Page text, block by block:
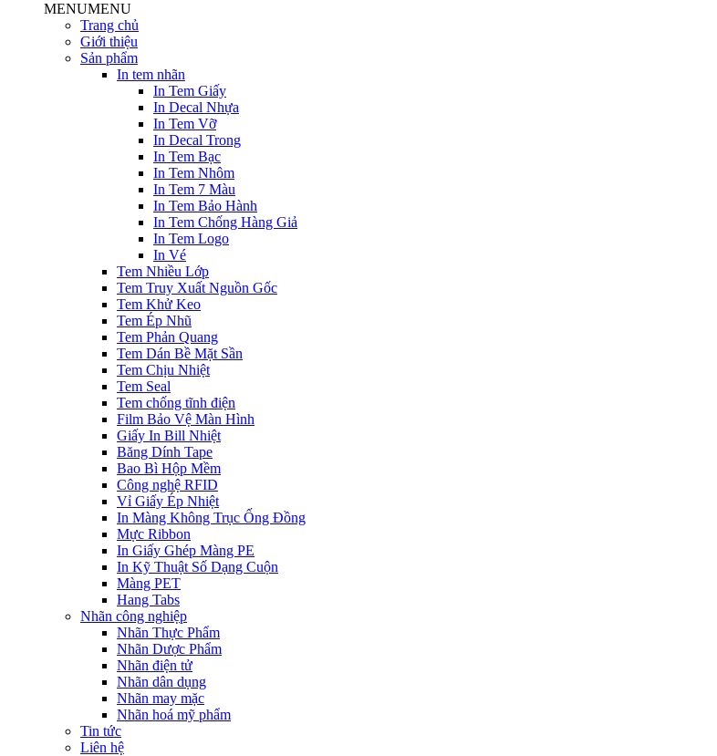
MENUMENU
Trang chủ
Giới thiệu
Sản phẩm
In tem nhãn
In Tem Giấy
In Decal Nhựa
In Tem Vỡ
In Decal Trong
In Tem Bạc
In Tem Nhôm
In Tem 7 Màu
In Tem Bảo Hành
In Tem Chống Hàng Giả
In Tem Logo
In Vé
Tem Nhiều Lớp
Tem Truy Xuất Nguồn Gốc
Tem Khử Keo
Tem Ép Nhũ
Tem Phản Quang
Tem Dán Bề Mặt Sần
Tem Chịu Nhiệt
Tem Seal
Tem chống tĩnh điện
Film Bảo Vệ Màn Hình
Giấy In Bill Nhiệt
Băng Dính Tape
Bao Bì Hộp Mềm
Công nghệ RFID
Vỉ Giấy Ép Nhiệt
In Màng Không Trục Ống Đồng
Mực Ribbon
In Giấy Ghép Màng PE
In Kỹ Thuật Số Dạng Cuộn
Màng PET
Hang Tabs
Nhãn công nghiệp
Nhãn Thực Phẩm
Nhãn Dược Phẩm
Nhãn điện tử
Nhãn dân dụng
Nhãn may mặc
Nhãn hoá mỹ phẩm
Tin tức
Liên hệ